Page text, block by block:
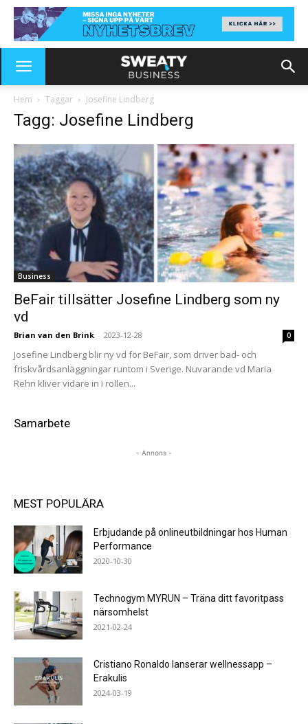
Hem Taggar Josefine Lindberg
Tagg: Josefine Lindberg
Business
BeFair tillsätter Josefine Lindberg som ny
vd
Brian van den Brink - 2023-12-28 0
Josefine Lindberg blir ny vd för BeFair, som driver bad- och
friskvårdsanläggningar runtom i Sverige. Nuvarande vd Maria
Rehn kliver vidare in i rollen...
Samarbete
- Annons -
MEST POPULÄRA
Erbjudande på onlineutbildningar hos Human
Performance
2020-10-30
Technogym MYRUN – Träna ditt favoritpass
närsomhelst
2021-02-24
Cristiano Ronaldo lanserar wellnessapp –
Erakulis
2024-03-19